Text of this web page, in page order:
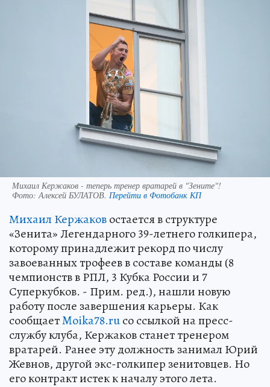
Михаил Кержаков - теперь тренер вратарей в "Зените"!
Фото: Алексей БУЛАТОВ. Перейти в Фотобанк КП
Михаил Кержаковостается в структуре
«Зенита» Легендарного 39-летнего голкипера,
которому принадлежит рекорд по числу
завоеванных трофеев в составе команды (8
чемпионств в РПЛ, 3 Кубка России и 7
Суперкубков. - Прим. ред.), нашли новую
работу после завершения карьеры. Как
сообщаетMoika78.ruсо ссылкой на пресс-
службу клуба, Кержаков станет тренером
вратарей. Ранее эту должность занимал Юрий
Жевнов, другой экс-голкипер зенитовцев. Но
его контракт истек к началу этого лета.